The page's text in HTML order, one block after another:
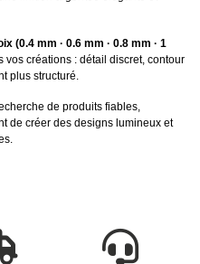
(0.4 mm · 0.6 mm · 0.8 mm · 1
vos créations : détail discret, contour
plus structuré.
de produits fiables,
de créer des designs lumineux et